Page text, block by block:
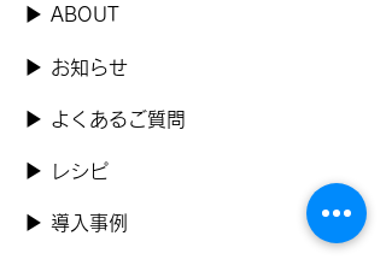
​▶ ABOUT
​▶ お知らせ
▶ よくあるご質問
▶ レシピ
▶ 導入事例